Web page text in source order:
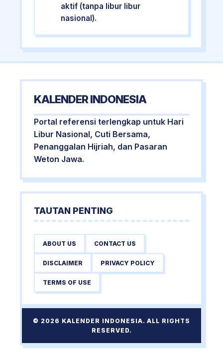
aktif (tanpa libur libur
nasional).
KALENDER INDONESIA
Portal referensi terlengkap untuk Hari
Libur Nasional, Cuti Bersama,
Penanggalan Hijriah, dan Pasaran
Weton Jawa.
TAUTAN PENTING
ABOUT US CONTACT US
DISCLAIMER PRIVACY POLICY
TERMS OF USE
© 2026 KALENDER INDONESIA. ALL RIGHTS
RESERVED.